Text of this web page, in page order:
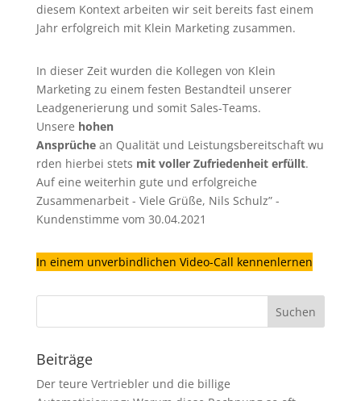
diesem Kontext arbeiten wir seit bereits fast einem
Jahr erfolgreich mit Klein Marketing zusammen.
In dieser Zeit wurden die Kollegen von Klein
Marketing zu einem festen Bestandteil unserer
Leadgenerierungund somit Sales-Teams.
Unsere hohen
Ansprüchean Qualität und Leistungsbereitschaft wu
rden hierbei stets mit voller Zufriedenheit erfüllt.
Auf eine weiterhin gute und erfolgreiche
Zusammenarbeit - Viele Grüße, Nils Schulz” -
Kundenstimme vom 30.04.2021
In einem unverbindlichen Video-Call kennenlernen
Beiträge
Der teure Vertriebler und die billige